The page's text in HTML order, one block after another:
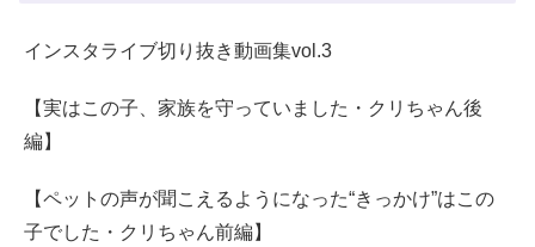
インスタライブ切り抜き動画集vol.3
【実はこの子、家族を守っていました・クリちゃん後
編】
【ペットの声が聞こえるようになった“きっかけ”はこの
子でした・クリちゃん前編】